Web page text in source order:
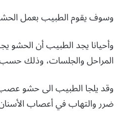
وسوف يقوم الطبيب بعمل
وأحيانا يجد الطبيب أن الحشو
المراحل والجلسات، وذلك
وقد يلجا الطبيب الى حشو
ضرر والتهاب في أعصاب